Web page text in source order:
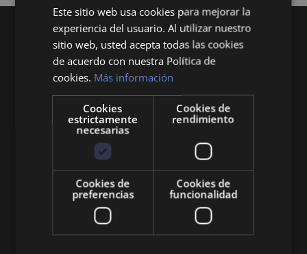
Queremos mantenerte al día en temas de
economía, finanzas, negocios, derecho, historia
y curiosidades sobre todo lo relacionado con la
economía y empresa.
Este sitio web usa cookies para mejorar la
experiencia del usuario. Al utilizar nuestro
sitio web, usted acepta todas las cookies
de acuerdo con nuestra Política de
cookies. Más información
Cookies
estrictamente
necesarias
Cookies de
rendimiento
Cookies de
preferencias
Cookies de
funcionalidad